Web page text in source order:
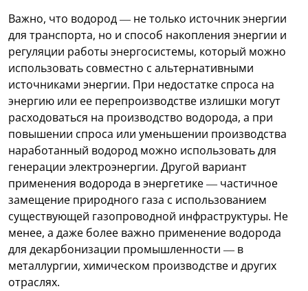
Важно, что водород — не только источник энергии
для транспорта, но и способ накопления энергии и
регуляции работы энергосистемы, который можно
использовать совместно с альтернативными
источниками энергии. При недостатке спроса на
энергию или ее перепроизводстве излишки могут
расходоваться на производство водорода, а при
повышении спроса или уменьшении производства
наработанный водород можно использовать для
генерации электроэнергии. Другой вариант
применения водорода в энергетике — частичное
замещение природного газа с использованием
существующей газопроводной инфраструктуры. Не
менее, а даже более важно применение водорода
для декарбонизации промышленности — в
металлургии, химическом производстве и других
отраслях.